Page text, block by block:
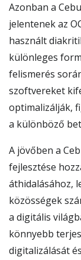
Azonban a
jelentenek az
használt
különleges
felismerés
szoftvereket
optimalizálják,
a különböző
A jövőben a
fejlesztése
áthidalásához,
közösségek
a digitális
könnyebb
digitalizálását